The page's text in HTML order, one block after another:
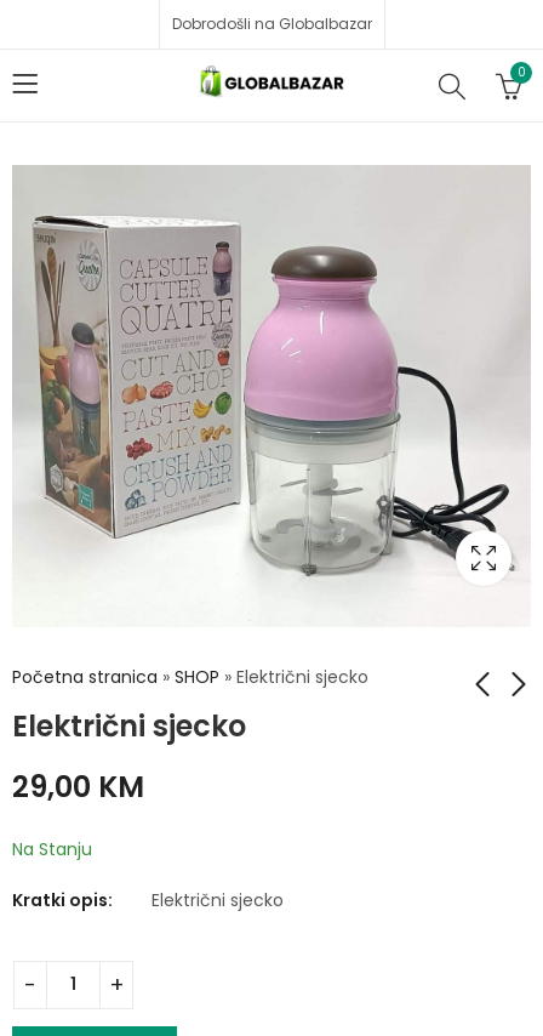
Dobrodošli na Globalbazar
0
Početna stranica » SHOP » Električni sjecko
Električni sjecko
29,00 KM
Na Stanju
Kratki opis: Električni sjecko